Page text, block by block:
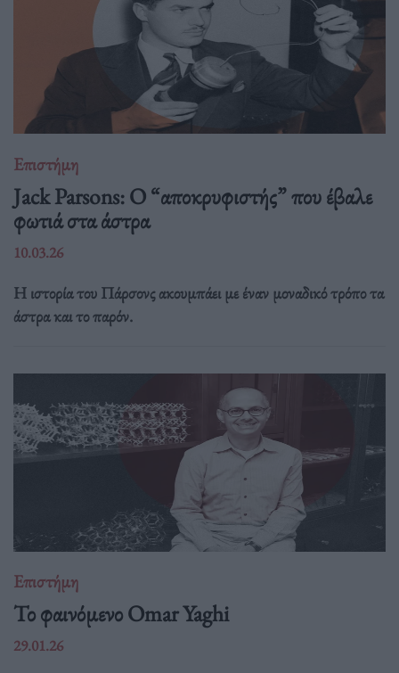
Επιστήμη
Jack Parsons: O “αποκρυφιστής” που έβαλε
φωτιά στα άστρα
10.03.26
Η ιστορία του Πάρσονς ακουμπάει με έναν μοναδικό τρόπο τα
άστρα και το παρόν.
Επιστήμη
Το φαινόμενο Omar Yaghi
29.01.26